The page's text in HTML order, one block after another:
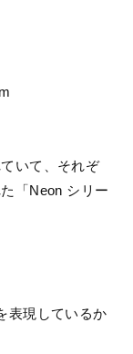
いて、それぞ
「Neon シリー
表現しているか